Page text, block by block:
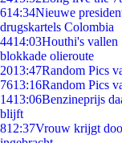
614:34Nieuwe
drugskartels Colombia
4414:03Houthi's vallen
blokkade olieroute
2013:47Random Pics
7613:16Random Pics
1413:06Benzineprijs
blijft
812:37Vrouw krijgt